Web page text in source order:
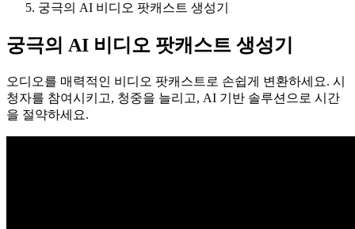
궁극의 AI 비디오 팟캐스트 생성기
궁극의 AI 비디오 팟캐스트 생성기
오디오를 매력적인 비디오 팟캐스트로 손쉽게 변환하세요. 시
청자를 참여시키고, 청중을 늘리고, AI 기반 솔루션으로 시간
을 절약하세요.